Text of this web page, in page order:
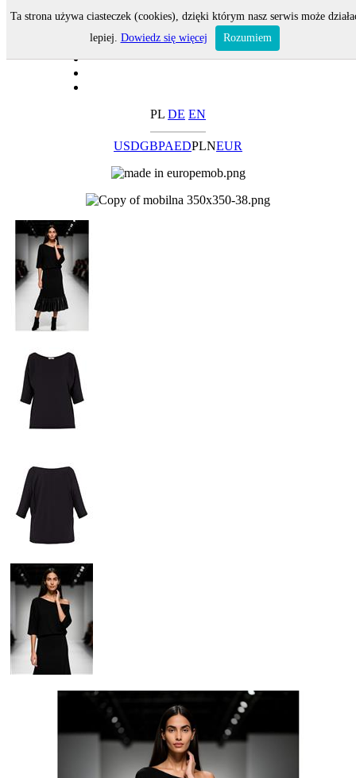
PL DE EN
USDGBPAEDPLNEUR
Ta strona używa ciasteczek (cookies), dzięki którym nasz serwis może
lepiej. Dowiedz się więcej Rozumiem